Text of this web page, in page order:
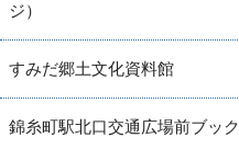
ジ）
すみだ郷土文化資料館
錦糸町駅北口交通広場前ブッ